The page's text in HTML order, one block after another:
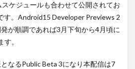
ケジュールも合わせて公開されてお
す。Android15 Developer Previews 2
が順調であれば3月下旬から4月頃に
。
なるPublic Beta 3になり本配信は7